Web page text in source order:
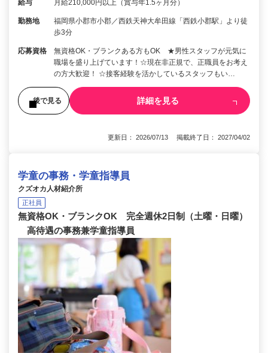
給与 月給210,000円以上（賞与年1.5ヶ月分）
勤務地
福岡県小郡市小郡／西鉄天神大牟田線「西鉄小郡駅」より徒
歩3分
応募資格
無資格OK・ブランクある方もOK ★男性スタッフが元気に
職場を盛り上げています！☆現在非正規で、正職員をお考え
の方大歓迎！ ☆接客経験を活かしているスタッフもい…
後で見る 詳細を見る
更新日： 2026/07/13 掲載終了日： 2027/04/02
学童の事務・学童指導員
クズオカ人材紹介所
正社員
無資格OK・ブランクOK 完全週休2日制（土曜・日曜）
高待遇の事務兼学童指導員